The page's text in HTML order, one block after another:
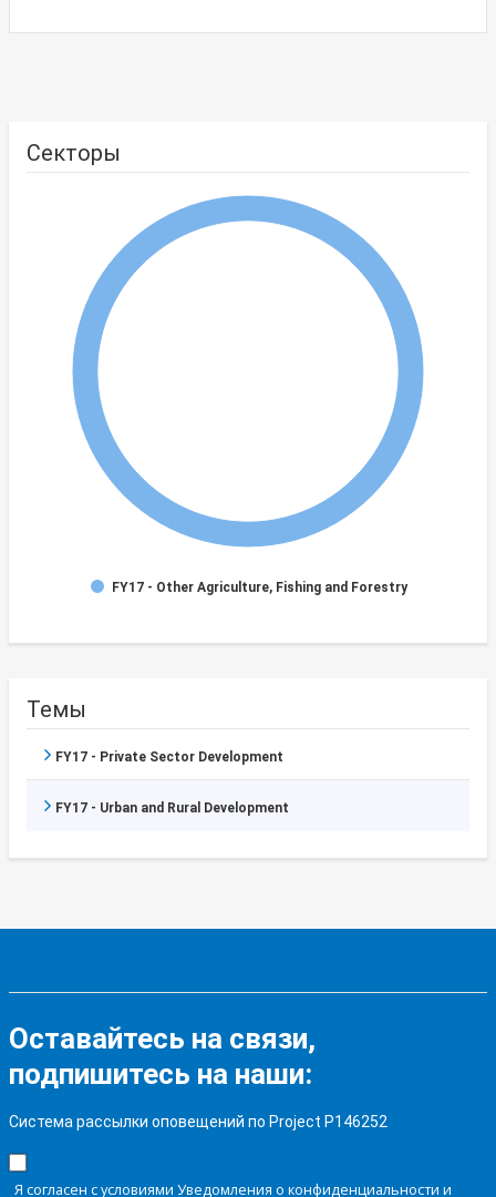
Секторы
FY17 - Other Agriculture, Fishing and Forestry
Темы
FY17 - Private Sector Development
FY17 - Urban and Rural Development
Оставайтесь на связи,
подпишитесь на наши:
Система рассылки оповещений по Project P146252
Я согласен с условиями Уведомления о конфиденциальности и